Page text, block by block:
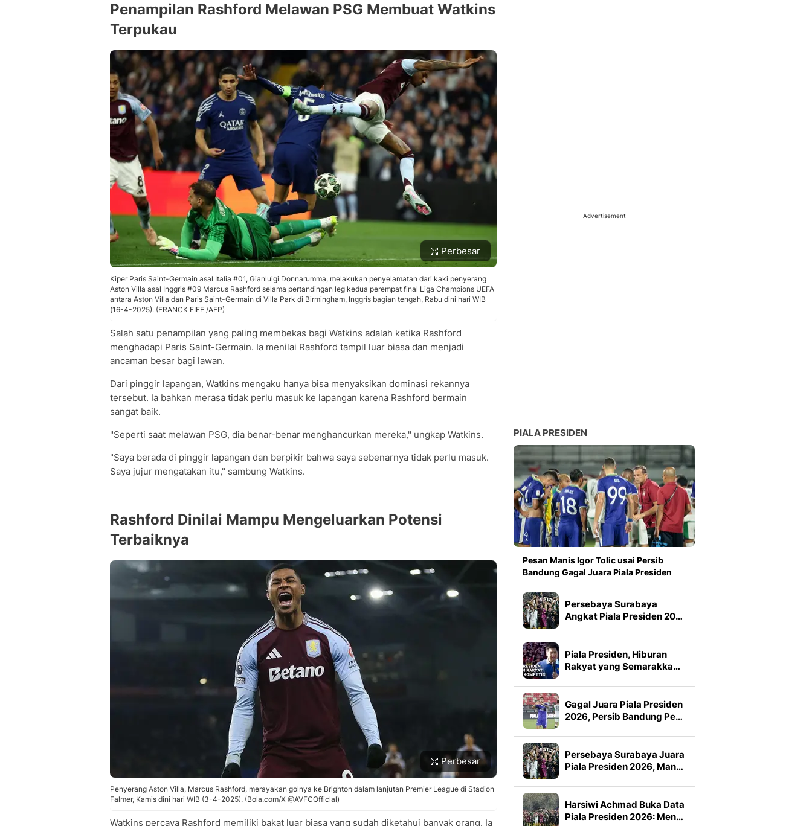
Penampilan Rashford Melawan PSG Membuat Watkins
Terpukau
Perbesar
Kiper Paris Saint-Germain asal Italia #01, Gianluigi Donnarumma, melakukan penyelamatan dari kaki penyerang
Aston Villa asal Inggris #09 Marcus Rashford selama pertandingan leg kedua perempat final Liga Champions UEFA
antara Aston Villa dan Paris Saint-Germain di Villa Park di Birmingham, Inggris bagian tengah, Rabu dini hari WIB
(16-4-2025). (FRANCK FIFE /AFP)
Salah satu penampilan yang paling membekas bagi Watkins adalah ketika Rashford
menghadapi Paris Saint-Germain. Ia menilai Rashford tampil luar biasa dan menjadi
ancaman besar bagi lawan.
Dari pinggir lapangan, Watkins mengaku hanya bisa menyaksikan dominasi rekannya
tersebut. Ia bahkan merasa tidak perlu masuk ke lapangan karena Rashford bermain
sangat baik.
"Seperti saat melawan PSG, dia benar-benar menghancurkan mereka," ungkap Watkins.
"Saya berada di pinggir lapangan dan berpikir bahwa saya sebenarnya tidak perlu masuk.
Saya jujur mengatakan itu," sambung Watkins.
Rashford Dinilai Mampu Mengeluarkan Potensi
Terbaiknya
Perbesar
Penyerang Aston Villa, Marcus Rashford, merayakan golnya ke Brighton dalam lanjutan Premier League di Stadion
Falmer, Kamis dini hari WIB (3-4-2025). (Bola.com/X @AVFCOfficlal)
Watkins percaya Rashford memiliki bakat luar biasa yang sudah diketahui banyak orang. Ia
Advertisement
PIALA PRESIDEN
Pesan Manis Igor Tolic usai Persib
Bandung Gagal Juara Piala Presiden
Persebaya Surabaya
Angkat Piala Presiden 20…
Piala Presiden, Hiburan
Rakyat yang Semarakka…
Gagal Juara Piala Presiden
2026, Persib Bandung Pe…
Persebaya Surabaya Juara
Piala Presiden 2026, Man…
Harsiwi Achmad Buka Data
Piala Presiden 2026: Men…